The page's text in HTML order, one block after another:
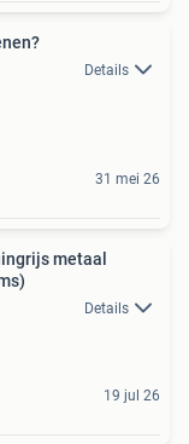
Details
31 mei 26
metaal
Details
19 jul 26